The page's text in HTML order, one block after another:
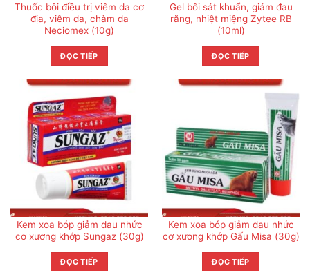
Thuốc bôi điều trị viêm da cơ
địa, viêm da, chàm da
Neciomex (10g)
ĐỌC TIẾP
Gel bôi sát khuẩn, giảm đau
răng, nhiệt miệng Zytee RB
(10ml)
ĐỌC TIẾP
Kem xoa bóp giảm đau nhức
cơ xương khớp Sungaz (30g)
ĐỌC TIẾP
Kem xoa bóp giảm đau nhức
cơ xương khớp Gấu Misa (30g)
ĐỌC TIẾP